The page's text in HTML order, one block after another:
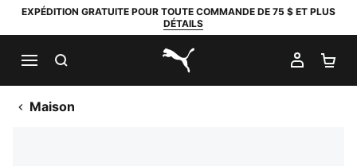
EXPÉDITION GRATUITE POUR TOUTE COMMANDE DE 75 $ ET PLUS
DÉTAILS
PUMA.com
MON
Maison